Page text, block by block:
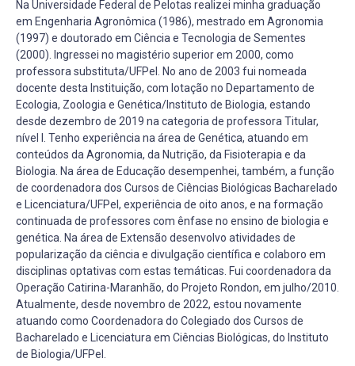
Na Universidade Federal de Pelotas realizei minha graduação
em Engenharia Agronômica (1986), mestrado em Agronomia
(1997) e doutorado em Ciência e Tecnologia de Sementes
(2000). Ingressei no magistério superior em 2000, como
professora substituta/UFPel. No ano de 2003 fui nomeada
docente desta Instituição, com lotação no Departamento de
Ecologia, Zoologia e Genética/Instituto de Biologia, estando
desde dezembro de 2019 na categoria de professora Titular,
nível I. Tenho experiência na área de Genética, atuando em
conteúdos da Agronomia, da Nutrição, da Fisioterapia e da
Biologia. Na área de Educação desempenhei, também, a função
de coordenadora dos Cursos de Ciências Biológicas Bacharelado
e Licenciatura/UFPel, experiência de oito anos, e na formação
continuada de professores com ênfase no ensino de biologia e
genética. Na área de Extensão desenvolvo atividades de
popularização da ciência e divulgação científica e colaboro em
disciplinas optativas com estas temáticas. Fui coordenadora da
Operação Catirina-Maranhão, do Projeto Rondon, em julho/2010.
Atualmente, desde novembro de 2022, estou novamente
atuando como Coordenadora do Colegiado dos Cursos de
Bacharelado e Licenciatura em Ciências Biológicas, do Instituto
de Biologia/UFPel.